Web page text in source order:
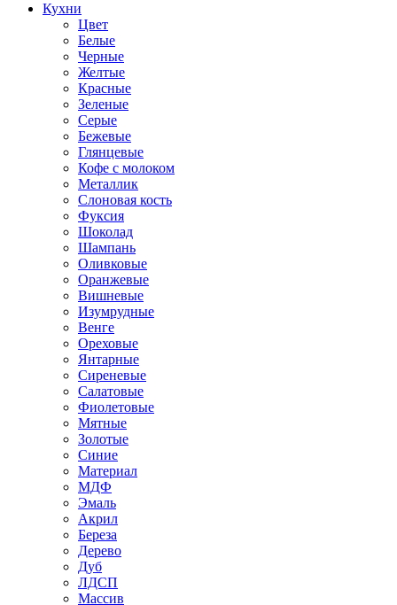
Кухни
Цвет
Белые
Черные
Желтые
Красные
Зеленые
Серые
Бежевые
Глянцевые
Кофе с молоком
Металлик
Слоновая кость
Фуксия
Шоколад
Шампань
Оливковые
Оранжевые
Вишневые
Изумрудные
Венге
Ореховые
Янтарные
Сиреневые
Салатовые
Фиолетовые
Мятные
Золотые
Синие
Материал
МДФ
Эмаль
Акрил
Береза
Дерево
Дуб
ЛДСП
Массив